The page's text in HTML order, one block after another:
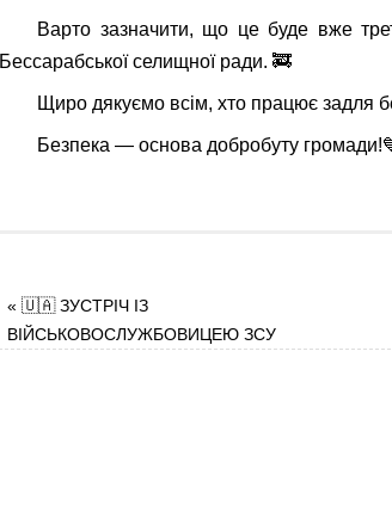
Варто зазначити, що це буде вже
Бессарабської селищної ради. 🚒
Щиро дякуємо всім, хто працює задля
Безпека — основа добробуту
« 🇺🇦 ЗУСТРІЧ ІЗ
ВІЙСЬКОВОСЛУЖБОВИЦЕЮ ЗСУ